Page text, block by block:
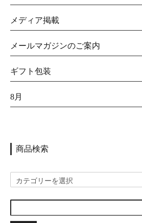
メディア掲載
メールマガジンのご案内
ギフト包装
8月
商品検索